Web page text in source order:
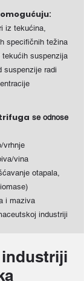
:
iz tekućina,
specifičnih težina
suspenzija
suspenzije radi
se odnose
vrhnje
vina
otapala,
i maziva
industriji
industriji